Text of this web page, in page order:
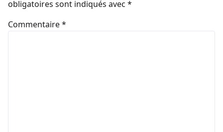
obligatoires sont indiqués avec *
Commentaire*